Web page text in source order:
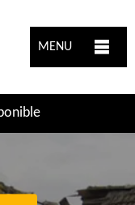
MENU